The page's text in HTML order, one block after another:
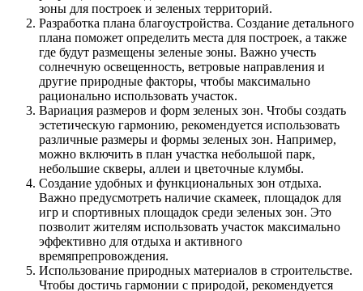
зоны для построек и зеленых территорий.
Разработка плана благоустройства. Создание детального
плана поможет определить места для построек, а также
где будут размещены зеленые зоны. Важно учесть
солнечную освещенность, ветровые направления и
другие природные факторы, чтобы максимально
рационально использовать участок.
Вариация размеров и форм зеленых зон. Чтобы создать
эстетическую гармонию, рекомендуется использовать
различные размеры и формы зеленых зон. Например,
можно включить в план участка небольшой парк,
небольшие скверы, аллеи и цветочные клумбы.
Создание удобных и функциональных зон отдыха.
Важно предусмотреть наличие скамеек, площадок для
игр и спортивных площадок среди зеленых зон. Это
позволит жителям использовать участок максимально
эффективно для отдыха и активного
времяпрепровождения.
Использование природных материалов в строительстве.
Чтобы достичь гармонии с природой, рекомендуется